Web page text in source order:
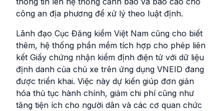
công an địa phương để xử lý theo luật định.
Lãnh đạo Cục Đăng kiểm Việt Nam cũng cho biết
thêm, hệ thống phần mềm tích hợp cho phép liên
kết Giấy chứng nhận kiểm định điện tử với dữ liệu
định danh của chủ xe trên ứng dụng VNEID đang
được triển khai. Việc này dự kiến giúp đơn giản
hóa thủ tục hành chính, giảm chi phí cũng như
tăng tiện ích cho người dân và các cơ quan chức